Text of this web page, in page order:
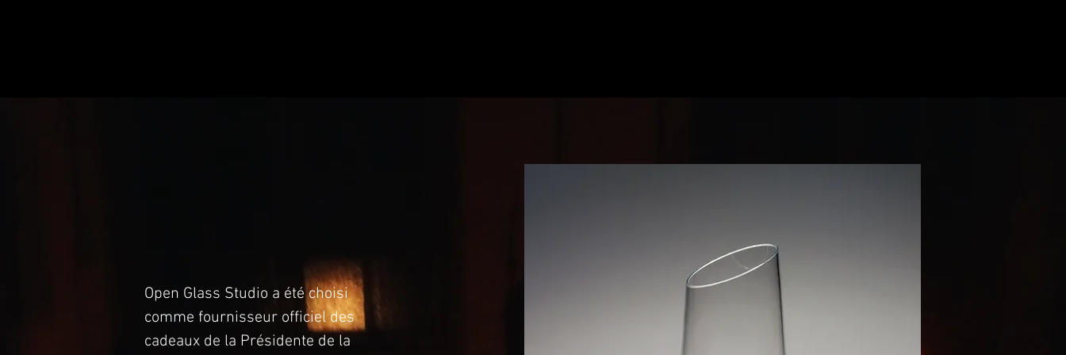
Open Glass Studio a été choisi
comme fournisseur officiel des
cadeaux de la Présidente de la